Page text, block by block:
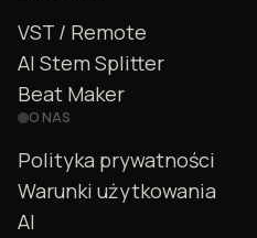
VST / Remote
AI Stem Splitter
Beat Maker
O NAS
Polityka prywatności
Warunki użytkowania
AI